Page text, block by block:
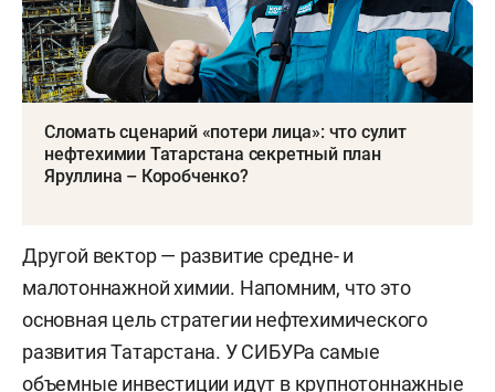
Сломать сценарий «потери лица»: что сулит
нефтехимии Татарстана секретный план
Яруллина – Коробченко?
Другой вектор — развитие средне- и
малотоннажной химии. Напомним, что это
основная цель стратегии нефтехимического
развития Татарстана. У СИБУРа самые
объемные инвестиции идут в крупнотоннажные